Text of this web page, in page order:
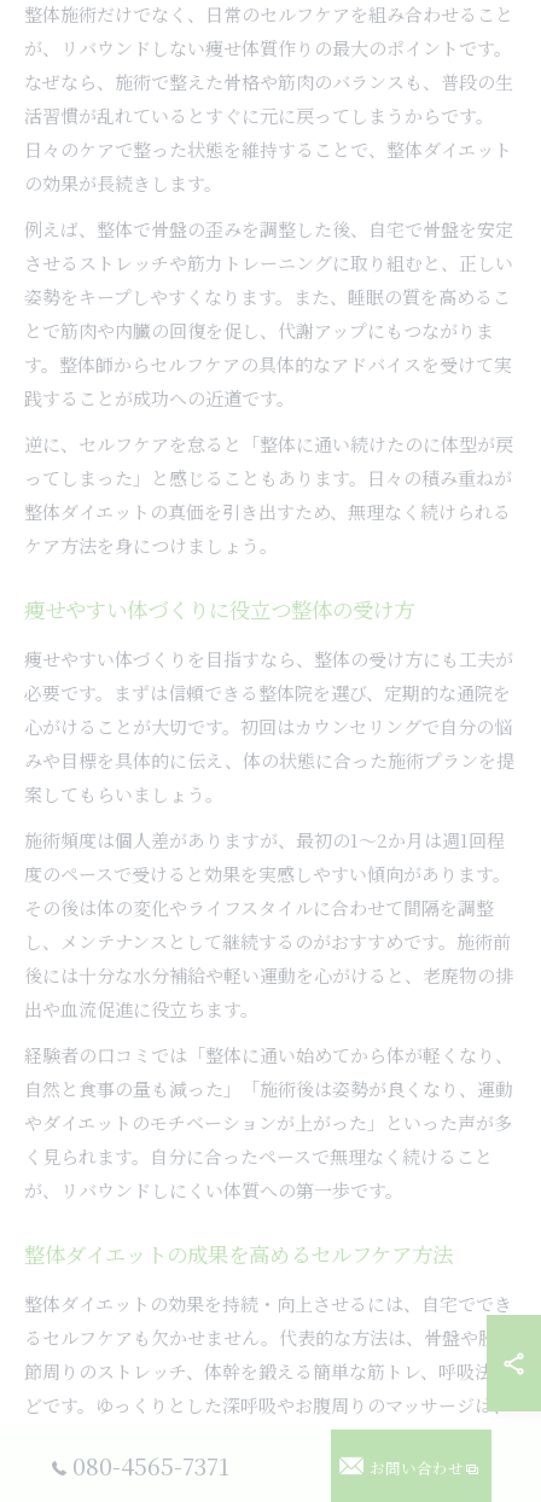
整体施術だけでなく、日常のセルフケアを組み合わせること
が、リバウンドしない痩せ体質作りの最大のポイントです。
なぜなら、施術で整えた骨格や筋肉のバランスも、普段の生
活習慣が乱れているとすぐに元に戻ってしまうからです。
日々のケアで整った状態を維持することで、整体ダイエット
の効果が長続きします。
例えば、整体で骨盤の歪みを調整した後、自宅で骨盤を安定
させるストレッチや筋力トレーニングに取り組むと、正しい
姿勢をキープしやすくなります。また、睡眠の質を高めるこ
とで筋肉や内臓の回復を促し、代謝アップにもつながりま
す。整体師からセルフケアの具体的なアドバイスを受けて実
践することが成功への近道です。
逆に、セルフケアを怠ると「整体に通い続けたのに体型が戻
ってしまった」と感じることもあります。日々の積み重ねが
整体ダイエットの真価を引き出すため、無理なく続けられる
ケア方法を身につけましょう。
痩せやすい体づくりに役立つ整体の受け方
痩せやすい体づくりを目指すなら、整体の受け方にも工夫が
必要です。まずは信頼できる整体院を選び、定期的な通院を
心がけることが大切です。初回はカウンセリングで自分の悩
みや目標を具体的に伝え、体の状態に合った施術プランを提
案してもらいましょう。
施術頻度は個人差がありますが、最初の1～2か月は週1回程
度のペースで受けると効果を実感しやすい傾向があります。
その後は体の変化やライフスタイルに合わせて間隔を調整
し、メンテナンスとして継続するのがおすすめです。施術前
後には十分な水分補給や軽い運動を心がけると、老廃物の排
出や血流促進に役立ちます。
経験者の口コミでは「整体に通い始めてから体が軽くなり、
自然と食事の量も減った」「施術後は姿勢が良くなり、運動
やダイエットのモチベーションが上がった」といった声が多
く見られます。自分に合ったペースで無理なく続けること
が、リバウンドしにくい体質への第一歩です。
整体ダイエットの成果を高めるセルフケア方法
整体ダイエットの効果を持続・向上させるには、自宅ででき
るセルフケアも欠かせません。代表的な方法は、骨盤や股関
節周りのストレッチ、体幹を鍛える簡単な筋トレ、呼吸法な
どです。ゆっくりとした深呼吸やお腹周りのマッサージは、
す。 080-4565-7371 お問い合わせ